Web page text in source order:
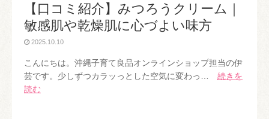
【口コミ紹介】みつろうクリーム｜
敏感肌や乾燥肌に心づよい味方
2025.10.10
こんにちは。沖縄子育て良品オンラインショップ担当の伊
芸です。少しずつカラッっとした空気に変わっ… 続きを
読む